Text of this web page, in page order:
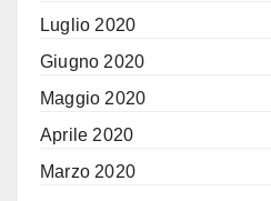
Luglio 2020
Giugno 2020
Maggio 2020
Aprile 2020
Marzo 2020